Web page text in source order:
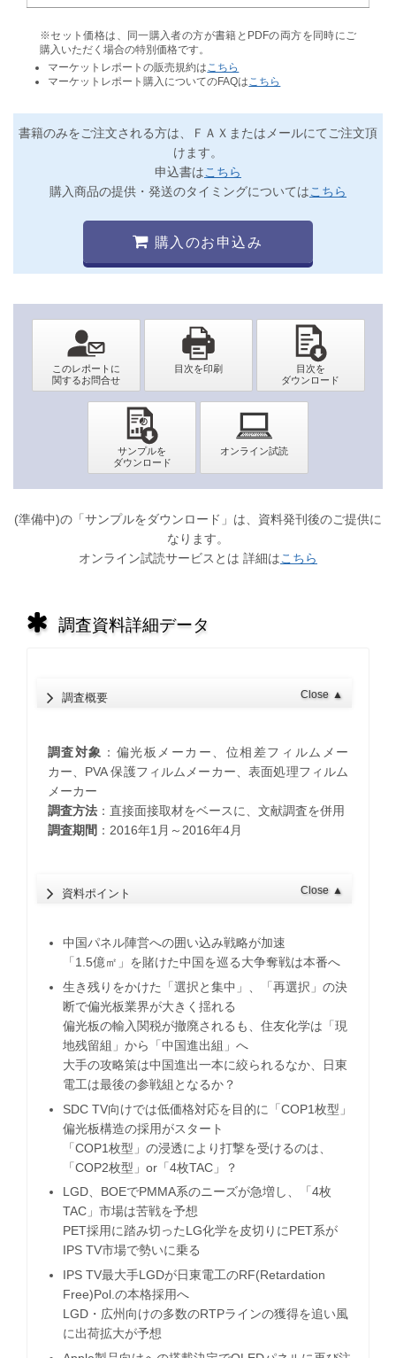
※セット価格は、同一購入者の方が書籍とPDFの両方を同時にご
購入いただく場合の特別価格です。
マーケットレポートの販売規約は こちら
マーケットレポート購入についてのFAQは こちら
書籍のみをご注文される方は、ＦＡＸまたはメールにてご注文頂
けます。
申込書はこちら
購入商品の提供・発送のタイミングについてはこちら
購入のお申込み
(準備中)の「サンプルをダウンロード」は、資料発刊後のご提供に
なります。
オンライン試読サービスとは 詳細はこちら
調査資料詳細データ
調査概要 Close ▲
調査対象 ：偏光板メーカー、位相差フィルムメー
カー、PVA 保護フィルムメーカー、表面処理フィルム
メーカー
調査方法：直接面接取材をベースに、文献調査を併用
調査期間 ：2016年1月～2016年4月
資料ポイント Close ▲
中国パネル陣営への囲い込み戦略が加速
「1.5億㎡」を賭けた中国を巡る大争奪戦は本番へ
生き残りをかけた「選択と集中」、「再選択」の決
断で偏光板業界が大きく揺れる
偏光板の輸入関税が撤廃されるも、住友化学は「現
地残留組」から「中国進出組」へ
大手の攻略策は中国進出一本に絞られるなか、日東
電工は最後の参戦組となるか？
SDC TV向けでは低価格対応を目的に「COP1枚型」
偏光板構造の採用がスタート
「COP1枚型」の浸透により打撃を受けるのは、
「COP2枚型」or「4枚TAC」？
LGD、BOEでPMMA系のニーズが急増し、「4枚
TAC」市場は苦戦を予想
PET採用に踏み切ったLG化学を皮切りにPET系が
IPS TV市場で勢いに乗る
IPS TV最大手LGDが日東電工のRF(Retardation
Free)Pol.の本格採用へ
LGD・広州向けの多数のRTPラインの獲得を追い風
に出荷拡大が予想